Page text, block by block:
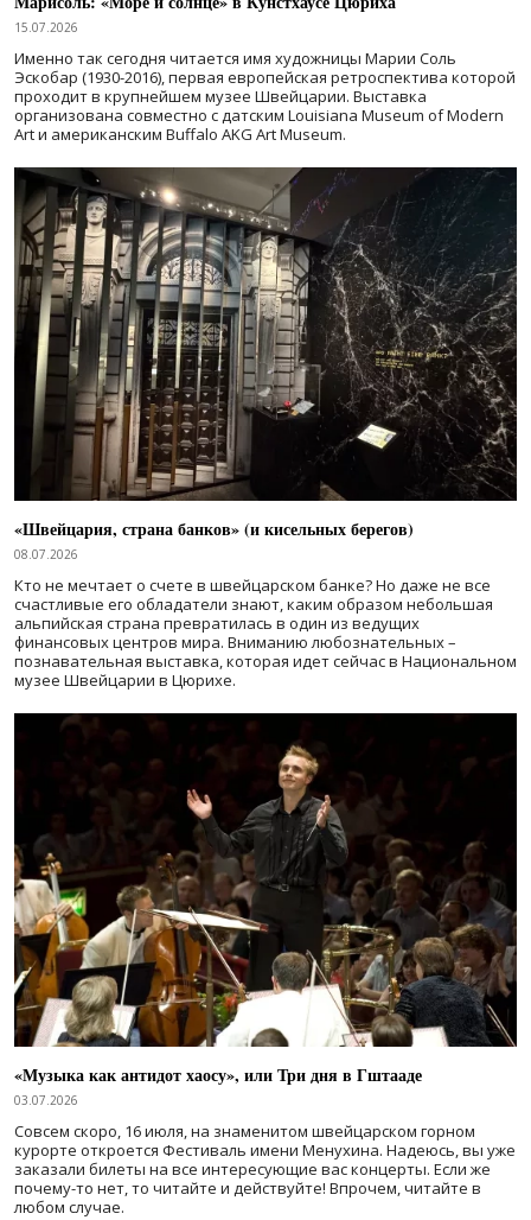
15.07.2026
Именно так сегодня читается имя художницы Марии Соль
Эскобар (1930-2016), первая европейская ретроспектива которой
проходит в крупнейшем музее Швейцарии. Выставка
организована совместно с датским Louisiana Museum of Modern
Art и американским Buffalo AKG Art Museum.
«Швейцария, страна банков» (и кисельных берегов)
08.07.2026
Кто не мечтает о счете в швейцарском банке? Но даже не все
счастливые его обладатели знают, каким образом небольшая
альпийская страна превратилась в один из ведущих
финансовых центров мира. Вниманию любознательных –
познавательная выставка, которая идет сейчас в Национальном
музее Швейцарии в Цюрихе.
«Музыка как антидот хаосу», или Три дня в Гштааде
03.07.2026
Совсем скоро, 16 июля, на знаменитом швейцарском горном
курорте откроется Фестиваль имени Менухина. Надеюсь, вы уже
заказали билеты на все интересующие вас концерты. Если же
почему-то нет, то читайте и действуйте! Впрочем, читайте в
любом случае.